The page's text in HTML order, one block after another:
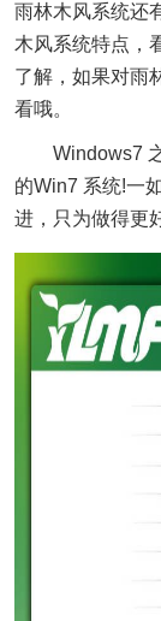
雨林木风系统还
木风系统特点，
了解，如果对雨
看哦。
Windows7 之
的Win7 系统!一
进，只为做得更